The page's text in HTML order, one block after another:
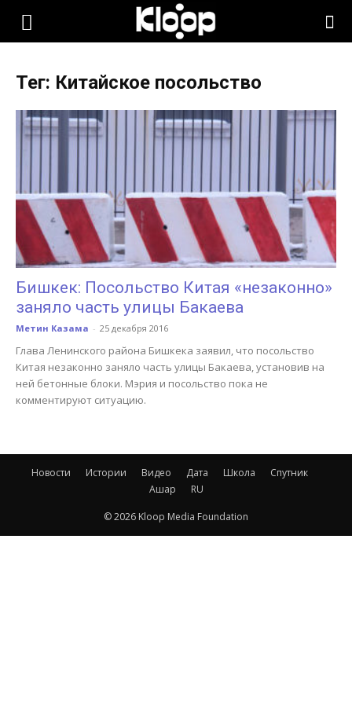
KLOOP.KG
Кыргызстана
Тег: Китайское посольство
Бишкек: Посольство Китая «незаконно»
заняло часть улицы Бакаева
Метин Казама - 25 декабря 2016
Глава Ленинского района Бишкека заявил, что посольство
Китая незаконно заняло часть улицы Бакаева, установив на
ней бетонные блоки. Мэрия и посольство пока не
комментируют ситуацию.
Новости Истории Видео Дата Школа
Спутник
Ашар
RU
© 2026 Kloop Media Foundation